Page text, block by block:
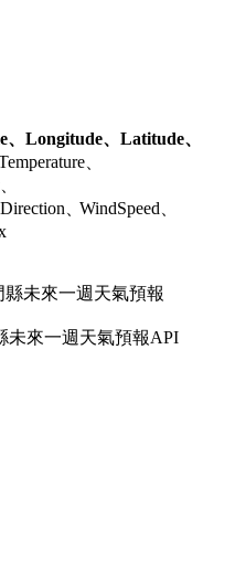
Longitude、 Latitude、
、
、WindSpeed、
縣未來一週天氣預報
未來一週天氣預報API